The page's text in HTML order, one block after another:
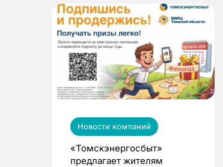
Новости компаний
«Томскэнергосбыт»
предлагает жителям